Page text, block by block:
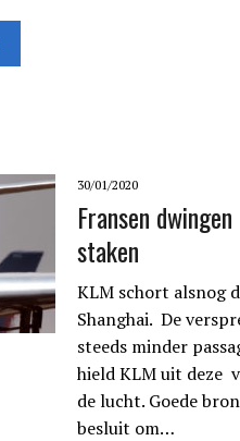
30/01/2020
Fransen
staken
KLM schort alsnog
Shanghai. De
steeds minder
hield KLM uit deze
de lucht. Goede
besluit om…